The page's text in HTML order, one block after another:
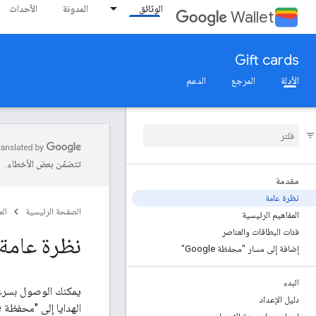
Wallet الوثائق المدونة الأحداث
Gift cards
الأدلة المرجع الدعم
مقدمة
نظرة عامة
المفاهيم الرئيسية
فئات البطاقات والعناصر
إضافة إلى مسار "محفظة Google"
البدء
دليل الإعداد
تتضمّن بعض الأخطاء.
الصفحة الرئيسية
نظرة